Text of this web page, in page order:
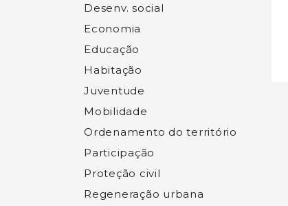
Desenv. social
Economia
Educação
Habitação
Juventude
Mobilidade
Ordenamento do território
Participação
Proteção civil
Regeneração urbana